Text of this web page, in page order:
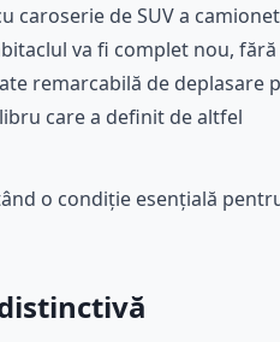
caroserie de SUV a
va fi complet nou, fără
remarcabilă de deplasare
care a definit de altfel
o condiție esențială